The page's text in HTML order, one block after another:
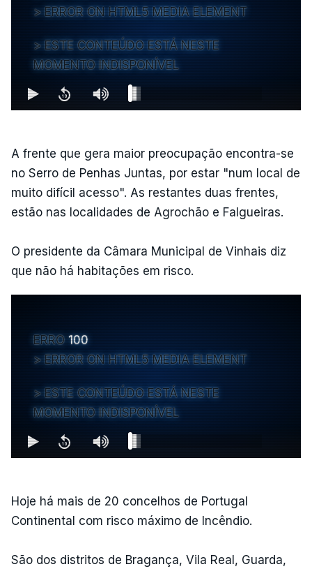
ERROR ON HTML5 MEDIA ELEMENT
ESTE CONTEÚDO ESTÁ NESTE
MOMENTO INDISPONÍVEL
A frente que gera maior preocupação encontra-se
no Serro de Penhas Juntas, por estar "num local de
muito difícil acesso". As restantes duas frentes,
estão nas localidades de Agrochão e Falgueiras.
O presidente da Câmara Municipal de Vinhais diz
que não há habitações em risco.
ERRO 100
ERROR ON HTML5 MEDIA ELEMENT
ESTE CONTEÚDO ESTÁ NESTE
MOMENTO INDISPONÍVEL
Hoje há mais de 20 concelhos de Portugal
Continental com risco máximo de Incêndio.
São dos distritos de Bragança, Vila Real, Guarda,